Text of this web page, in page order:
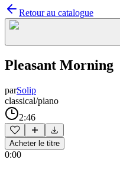
Retour au catalogue
Pleasant Morning
parSolip
classical/piano
2:46
Acheter le titre
0:00